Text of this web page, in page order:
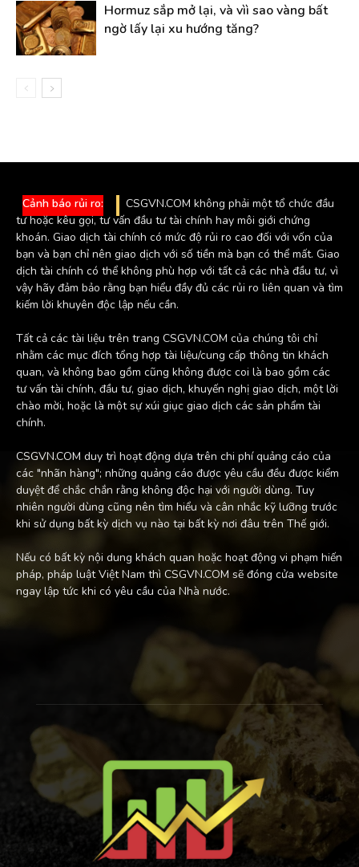
Hormuz sắp mở lại, và vìì sao vàng bất
ngờ lấy lại xu hướng tăng?
Cảnh báo rủi ro:
CSGVN.COM không phải một tổ chức đầu
tư hoặc kêu gọi, tư vấn đầu tư tài chính hay môi giới chứng
khoán. Giao dịch tài chính có mức độ rủi ro cao đối với vốn của
bạn và bạn chỉ nên giao dịch với số tiền mà bạn có thể mất. Giao
dịch tài chính có thể không phù hợp với tất cả các nhà đầu tư, vì
vậy hãy đảm bảo rằng bạn hiểu đầy đủ các rủi ro liên quan và tìm
kiếm lời khuyên độc lập nếu cần.
Tất cả các tài liệu trên trang CSGVN.COM của chúng tôi chỉ
nhằm các mục đích tổng hợp tài liệu/cung cấp thông tin khách
quan, và không bao gồm cũng không được coi là bao gồm các
tư vấn tài chính, đầu tư, giao dịch, khuyến nghị giao dịch, một lời
chào mời, hoặc là một sự xúi giục giao dịch các sản phẩm tài
chính.
CSGVN.COM duy trì hoạt động dựa trên chi phí quảng cáo của
các "nhãn hàng"; những quảng cáo được yêu cầu đều được kiểm
duyệt để chắc chắn rằng không độc hại với người dùng. Tuy
nhiên người dùng cũng nên tìm hiểu và cân nhắc kỹ lưỡng trước
khi sử dụng bất kỳ dịch vụ nào tại bất kỳ nơi đâu trên Thế giới.
Nếu có bất kỳ nội dung khách quan hoặc hoạt động vi phạm hiến
pháp, pháp luật Việt Nam thì CSGVN.COM sẽ đóng cửa website
ngay lập tức khi có yêu cầu của Nhà nước.